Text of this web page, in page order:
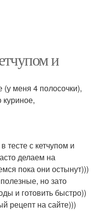
и
меня 4 полосочки),
тесте с кетчупом и
делаем на
пока они остынут)))
но зато
и готовить быстро))
рецепт на сайте)))